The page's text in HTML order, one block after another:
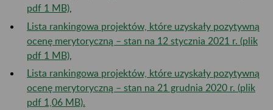
pdf 1 MB)
Lista rankingowa projektów, które uzyskały pozytywną
ocenę merytoryczną – stan na 12 stycznia 2021 r. (plik
pdf 1 MB)
Lista rankingowa projektów, które uzyskały pozytywną
ocenę merytoryczną – stan na 21 grudnia 2020 r. (plik
pdf 1,06 MB).